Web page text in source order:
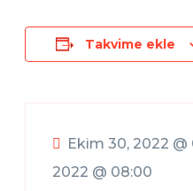
Takvime ekle
Ekim 30, 2022 @
2022 @ 08:00